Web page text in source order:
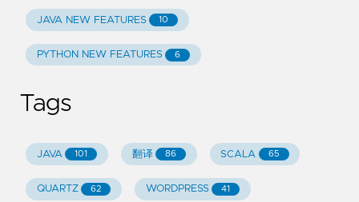
JAVA NEW FEATURES 10
PYTHON NEW FEATURES 6
Tags
JAVA 101 翻译 86 SCALA 65
QUARTZ 62 WORDPRESS 41